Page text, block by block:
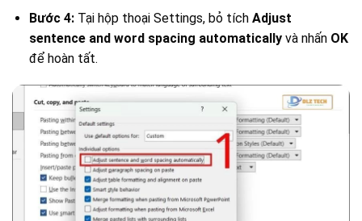
Bước 4:Tại hộp thoại Settings, bỏ tích Adjust
sentence and word spacing automaticallyvà nhấn OK
để hoàn tất.